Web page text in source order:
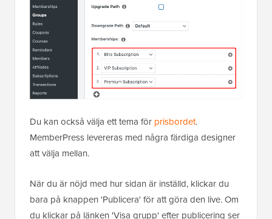
Du kan också välja ett tema för prisbordet.
MemberPress levereras med några färdiga designer
att välja mellan.
När du är nöjd med hur sidan är inställd, klickar du
bara på knappen 'Publicera' för att göra den live. Om
du klickar på länken 'Visa grupp' efter publicering ser